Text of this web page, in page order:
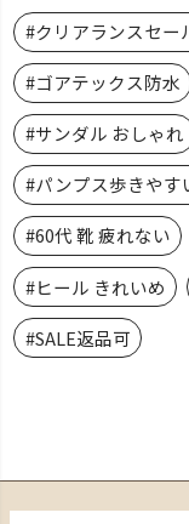
#クリアランスセー
#ゴアテックス防水
#サンダル おしゃれ
#パンプス歩きやす
#60代 靴 疲れない
#ヒール きれいめ
#SALE返品可